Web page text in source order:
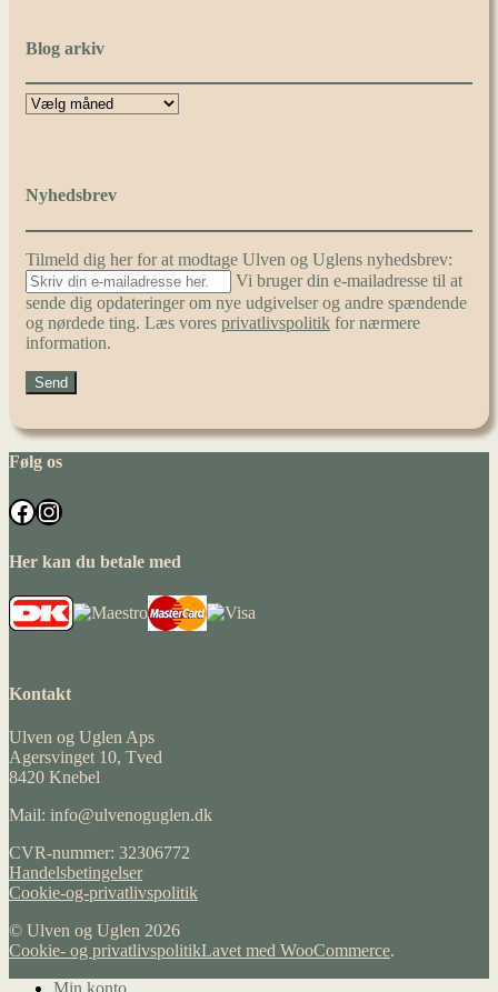
Blog arkiv
Nyhedsbrev
Tilmeld dig her for at modtage Ulven og Uglens nyhedsbrev:
Vi bruger din e-mailadresse til at
sende dig opdateringer om nye udgivelser og andre spændende
og nørdede ting. Læs vores privatlivspolitik for nærmere
information.
Følg os
Facebook
Instagram
Her kan du betale med
Kontakt
Ulven og Uglen Aps
Agersvinget 10, Tved
8420 Knebel
Mail: info@ulvenoguglen.dk
CVR-nummer: 32306772
Handelsbetingelser
Cookie-og-privatlivspolitik
© Ulven og Uglen 2026
Cookie- og privatlivspolitikLavet med WooCommerce.